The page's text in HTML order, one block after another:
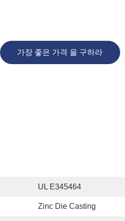
가장 좋은 가격 을 구하라
UL E345464
Zinc Die Casting